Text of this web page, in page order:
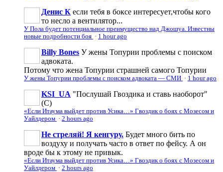
Денис К если тебя в боксе интересует,чтобы кого
то несло а вентилятор...
У Пола будет потенциальное преимущество над Джошуа. Известны
новые подробности боя · 1 hour ago
Billy Bones У жены Топурии проблемы с поиском
адвоката.
Потому что жена Топурии страшней самого Топурии
У жены Топурии проблемы с поиском адвоката — СМИ · 1 hour ago
KSI_UA "Послушай Гвоздика и ставь наоборот"
(С)
«Если Итаума выйдет против Усика…» Гвоздик о боях с Мозесом и
Уайлдером · 2 hours ago
Не стреляй! Я кенгуру. Будет много бить по
воздуху и получать часто в ответ по фейсу. А он
вроде бы к этому не привык.
«Если Итаума выйдет против Усика…» Гвоздик о боях с Мозесом и
Уайлдером · 2 hours ago